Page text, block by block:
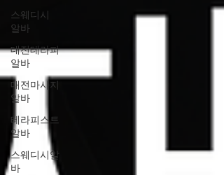
스웨디시
알바
대전테라피
알바
대전마사지
알바
테라피스트
알바
스웨디시알
바